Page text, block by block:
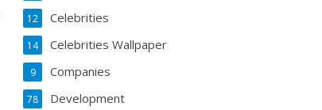
Celebrities
12
Celebrities Wallpaper
14
Companies
9
Development
78